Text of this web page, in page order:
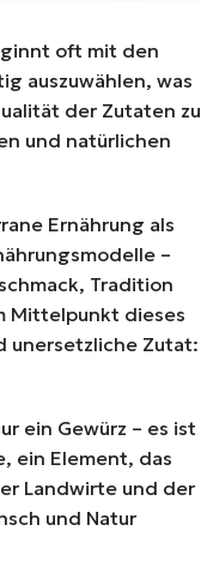
oft mit den
auszuwählen, was
der Zutaten zu
und natürlichen
Ernährung als
–
Tradition
Mittelpunkt dieses
unersetzliche Zutat:
ein Gewürz – es ist
ein Element, das
Landwirte und der
und Natur